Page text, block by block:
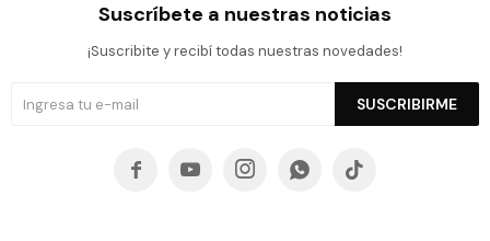
Suscríbete a nuestras noticias
¡Suscribite y recibí todas nuestras novedades!
SUSCRIBIRME
    